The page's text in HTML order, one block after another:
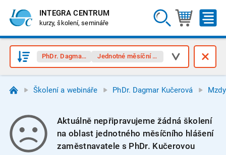
INTEGRA CENTRUM
kurzy, školení, semináře
PhDr. Dagmar KučerováJednotné měsíční hlášení (JMHZ)
Školení a webináře PhDr. Dagmar Kučerová
Aktuálně nepřipravujeme žádná školení
na oblast jednotného měsíčního hlášení
zaměstnavatele s PhDr. Kučerovou